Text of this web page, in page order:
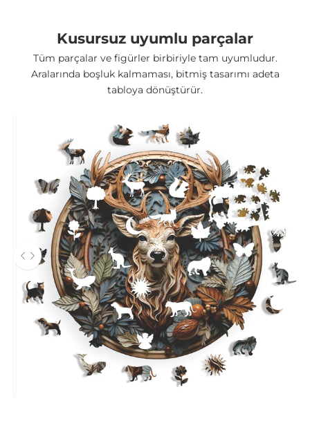
Kusursuz uyumlu parçalar
Tüm parçalar ve figürler birbiriyle tam uyumludur.
Aralarında boşluk kalmaması, bitmiş tasarımı adeta
tabloya dönüştürür.
Önce ve sonra fotoğrafları arasında gezinmek için sol ve sağ